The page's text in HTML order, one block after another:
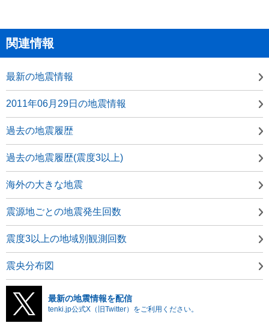
関連情報
最新の地震情報
2011年06月29日の地震情報
過去の地震履歴
過去の地震履歴(震度3以上)
海外の大きな地震
震源地ごとの地震発生回数
震度3以上の地域別観測回数
震央分布図
最新の地震情報を配信
tenki.jp公式X（旧Twitter）をご利用ください。